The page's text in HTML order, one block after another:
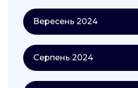
Вересень 2024
Серпень 2024